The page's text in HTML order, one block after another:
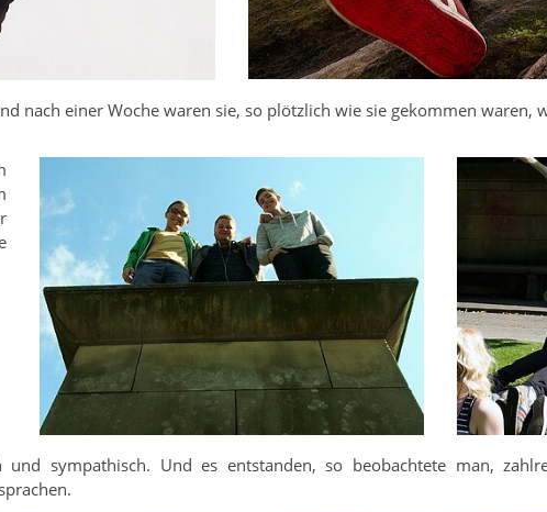
nach einer Woche waren sie, so plötzlich wie sie gekommen waren,
sympathisch. Und es entstanden, so beobachtete man,